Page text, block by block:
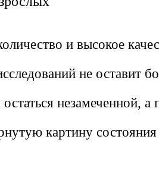
и высокое
не оставит
незамеченной, а
картину состояния